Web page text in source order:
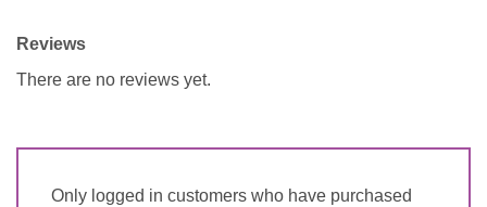
Reviews
There are no reviews yet.
Only logged in customers who have purchased